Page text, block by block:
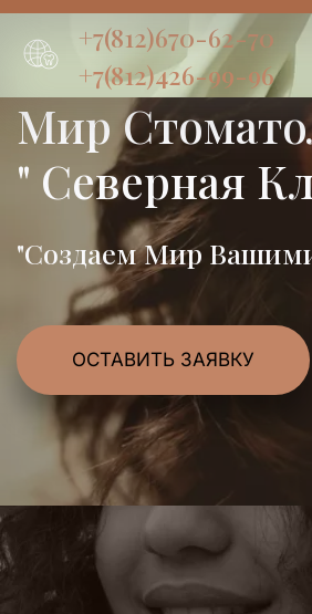
+7(812)670-62-70
+7(812)426-99-96
Мир
" Северная
"Создаем Мир
ОСТАВИТЬ ЗАЯВКУ